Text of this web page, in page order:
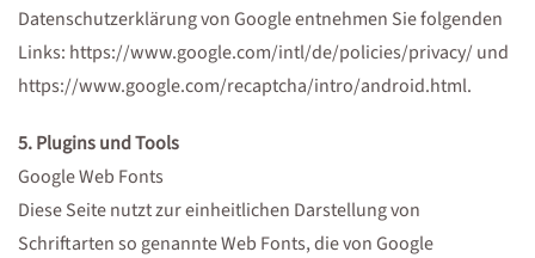
Datenschutzerklärung von Google entnehmen Sie folgenden
Links: https://www.google.com/intl/de/policies/privacy/ und
https://www.google.com/recaptcha/intro/android.html.
5. Plugins und Tools
Google Web Fonts
Diese Seite nutzt zur einheitlichen Darstellung von
Schriftarten so genannte Web Fonts, die von Google